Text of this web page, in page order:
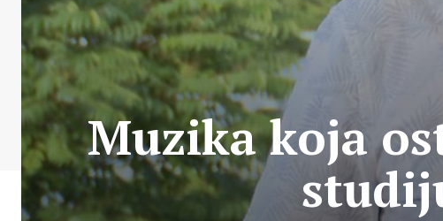
Muzika koja